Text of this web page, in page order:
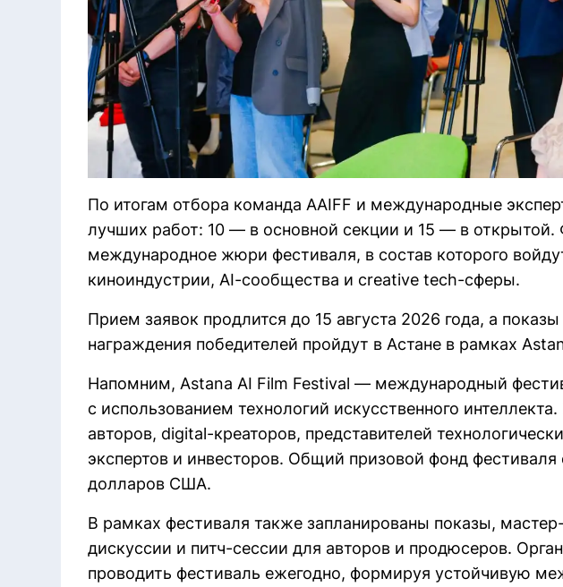
По итогам отбора команда AAIFF и международные
лучших работ: 10 — в основной секции и 15 — в открытой.
международное жюри фестиваля, в состав которого
киноиндустрии, AI-сообщества и creative tech-сферы.
Прием заявок продлится до 15 августа 2026 года, а
награждения победителей пройдут в Астане в рамках
Напомним, Astana AI Film Festival — международный
с использованием технологий искусственного
авторов, digital-креаторов, представителей
экспертов и инвесторов. Общий призовой фонд фестиваля
долларов США.
В рамках фестиваля также запланированы показы,
дискуссии и питч-сессии для авторов и продюсеров.
проводить фестиваль ежегодно, формируя устойчивую